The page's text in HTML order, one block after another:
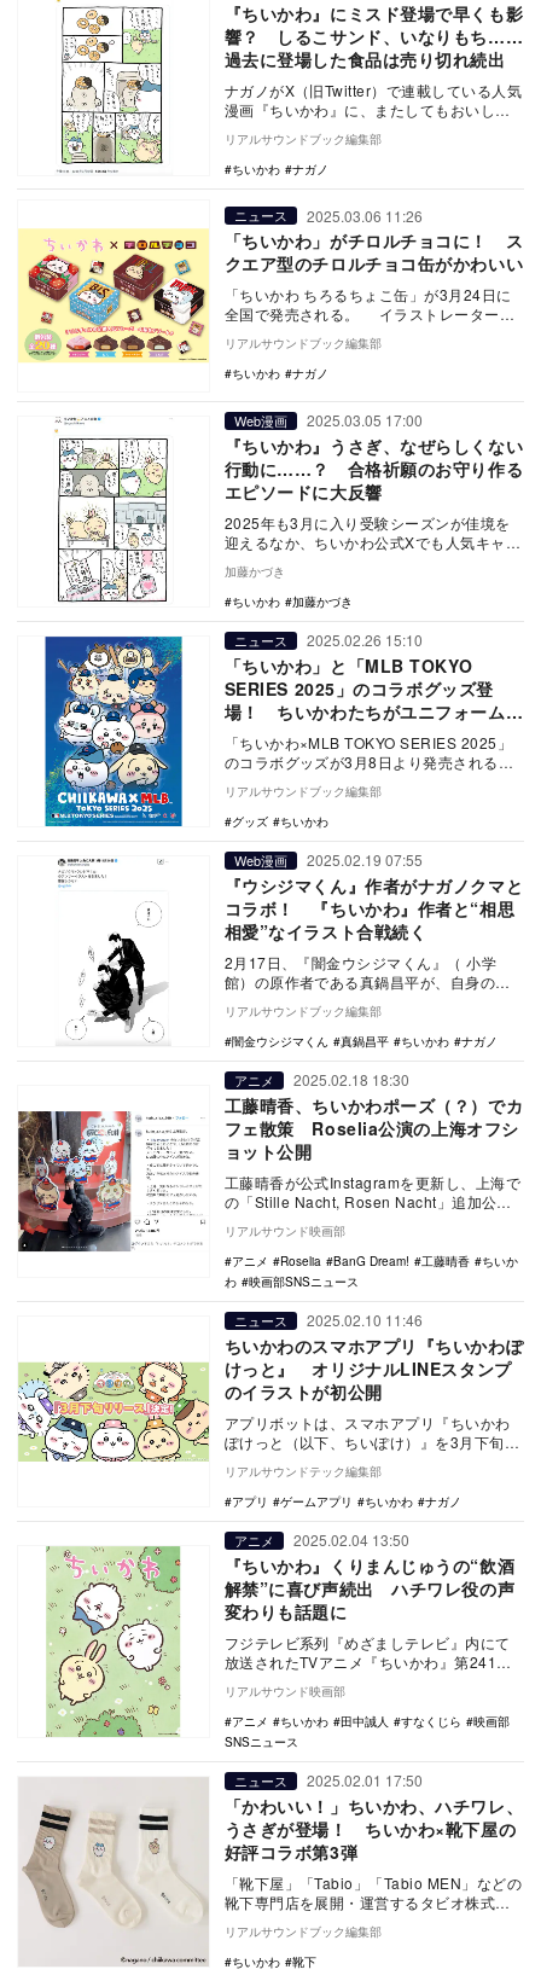
『ちいかわ』にミスド登場で早くも影
響？ しるこサンド、いなりもち……
過去に登場した食品は売り切れ続出
ナガノがX（旧Twitter）で連載している人気
漫画『ちいかわ』に、またしてもおいしそ
うな描写が登場した。3月8日に投稿された
エ…
リアルサウンドブック編集部
ちいかわ
ナガノ
ニュース 2025.03.06 11:26
「ちいかわ」がチロルチョコに！ ス
クエア型のチロルチョコ缶がかわいい
「ちいかわ ちろるちょこ缶」が3月24日に
全国で発売される。 イラストレーター・
ナガノによる漫画作品「ちいかわ」とチロ
ル…
リアルサウンドブック編集部
ちいかわ
ナガノ
Web漫画 2025.03.05 17:00
『ちいかわ』うさぎ、なぜらしくない
行動に……？ 合格祈願のお守り作る
エピソードに大反響
2025年も3月に入り受験シーズンが佳境を
迎えるなか、ちいかわ公式Xでも人気キャ
ラ・うさぎがお手製の合格祈願お守りをつ
くるエピソ…
加藤かづき
ちいかわ
加藤かづき
ニュース 2025.02.26 15:10
「ちいかわ」と「MLB TOKYO
SERIES 2025」のコラボグッズ登
場！ ちいかわたちがユニフォーム姿
に？
「ちいかわ×MLB TOKYO SERIES 2025」
のコラボグッズが3月8日より発売される。
リアルサウンドブック編集部
グッズ
ちいかわ
Web漫画 2025.02.19 07:55
『ウシジマくん』作者がナガノクマと
コラボ！ 『ちいかわ』作者と“相思
相愛”なイラスト合戦続く
2月17日、『闇金ウシジマくん』（ 小学
館）の原作者である真鍋昌平が、自身の公
式Xでナガノクマとのコラボイラストを公開
した。 …
リアルサウンドブック編集部
闇金ウシジマくん
真鍋昌平 ちいかわ ナガノ
アニメ 2025.02.18 18:30
工藤晴香、ちいかわポーズ（？）でカ
フェ散策 Roselia公演の上海オフシ
ョット公開
工藤晴香が公式Instagramを更新し、上海で
の「Stille Nacht, Rosen Nacht」追加公演
時のオフショット…
リアルサウンド映画部
アニメ
Roselia BanG Dream! 工藤晴香
ちいか
わ
映画部SNSニュース
ニュース 2025.02.10 11:46
ちいかわのスマホアプリ『ちいかわぽ
けっと』 オリジナルLINEスタンプ
のイラストが初公開
アプリボットは、スマホアプリ『ちいかわ
ぽけっと（以下、ちいぽけ）』を3月下旬に
配信することを発表した。サービス開始に
先駆け、『ち…
リアルサウンドテック編集部
アプリ
ゲームアプリ ちいかわ ナガノ
アニメ 2025.02.04 13:50
『ちいかわ』くりまんじゅうの“飲酒
解禁”に喜び声続出 ハチワレ役の声
変わりも話題に
フジテレビ系列『めざましテレビ』内にて
放送されたTVアニメ『ちいかわ』第241話
「柿の種わさび」が話題を呼んでいる。
最…
リアルサウンド映画部
アニメ
ちいかわ 田中誠人 すなくじら
映画部
SNSニュース
ニュース 2025.02.01 17:50
「かわいい！」ちいかわ、ハチワレ、
うさぎが登場！ ちいかわ×靴下屋の
好評コラボ第3弾
「靴下屋」「Tabio」「Tabio MEN」などの
靴下専門店を展開・運営するタビオ株式会
社が「ちいかわ」と「靴下屋」のスペシ
ャ…
リアルサウンドブック編集部
ちいかわ
靴下